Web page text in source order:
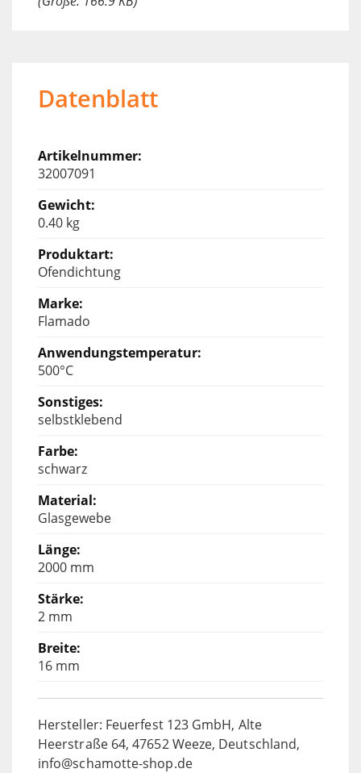
Datenblatt
32007091
0.40 kg
Ofendichtung
Flamado
500°C
selbstklebend
schwarz
Glasgewebe
2000 mm
2 mm
16 mm
Hersteller: Feuerfest 123 GmbH, Alte
Heerstraße 64, 47652 Weeze, Deutschland,
info@schamotte-shop.de